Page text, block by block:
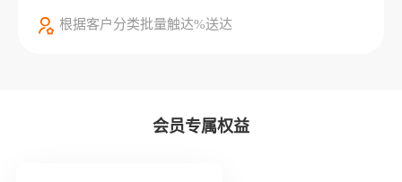
根据客户分类批量触达%送达
会员专属权益